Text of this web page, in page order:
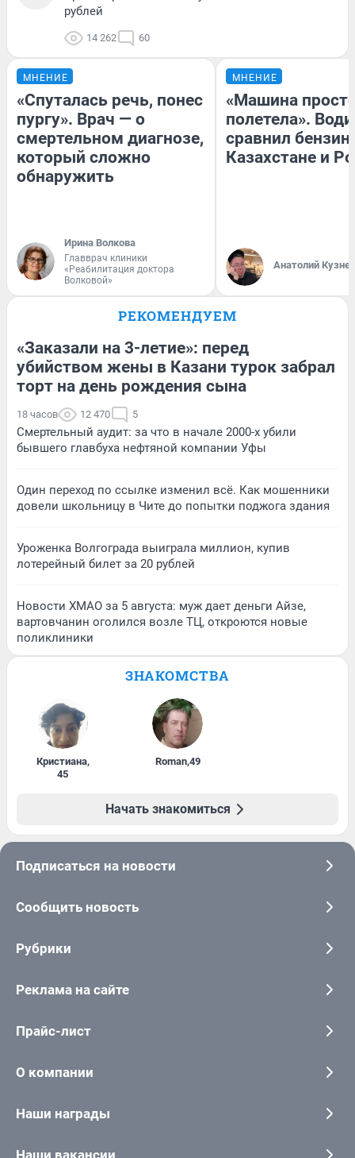
рублей
14 262 60
МНЕНИЕ
«Спуталась речь, понес
пургу». Врач — о
смертельном диагнозе,
который сложно
обнаружить
Ирина Волкова
Главврач клиники
«Реабилитация доктора
Волковой»
МНЕНИЕ
«Машина
полетела».
сравнил бензин
Казахстане и
Анатолий
РЕКОМЕНДУЕМ
«Заказали на 3-летие»: перед
убийством жены в Казани турок забрал
торт на день рождения сына
18 часов 12 470 5
Смертельный аудит: за что в начале 2000-х убили
бывшего главбуха нефтяной компании Уфы
Один переход по ссылке изменил всё. Как мошенники
довели школьницу в Чите до попытки поджога здания
Уроженка Волгограда выиграла миллион, купив
лотерейный билет за 20 рублей
Новости ХМАО за 5 августа: муж дает деньги Айзе,
вартовчанин оголился возле ТЦ, откроются новые
поликлиники
ЗНАКОМСТВА
Кристиана,
45
Roman,49
Начать знакомиться
Подписаться на новости
Сообщить новость
Рубрики
Реклама на сайте
Прайс-лист
О компании
Наши награды